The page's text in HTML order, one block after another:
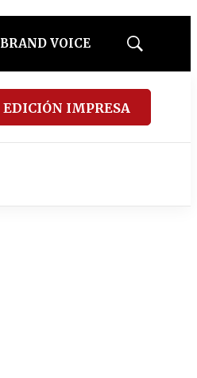
BRAND VOICE
Mostrar
EDICIÓN IMPRESA